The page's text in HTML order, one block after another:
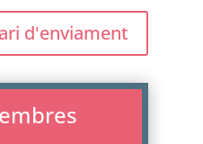
d'enviament